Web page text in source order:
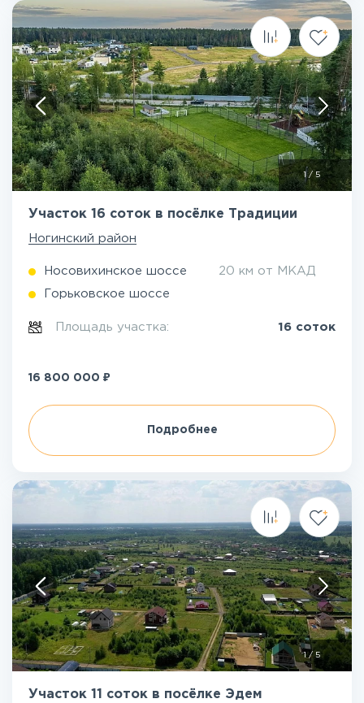
/ 5
Участок 16 соток в посёлке Традиции
Ногинский район
Носовихинское шоссе 20 км от МКАД
Горьковское шоссе
Площадь участка: 16 соток
16 800 000 ₽
Подробнее
1/5
Участок 11 соток в посёлке Эдем